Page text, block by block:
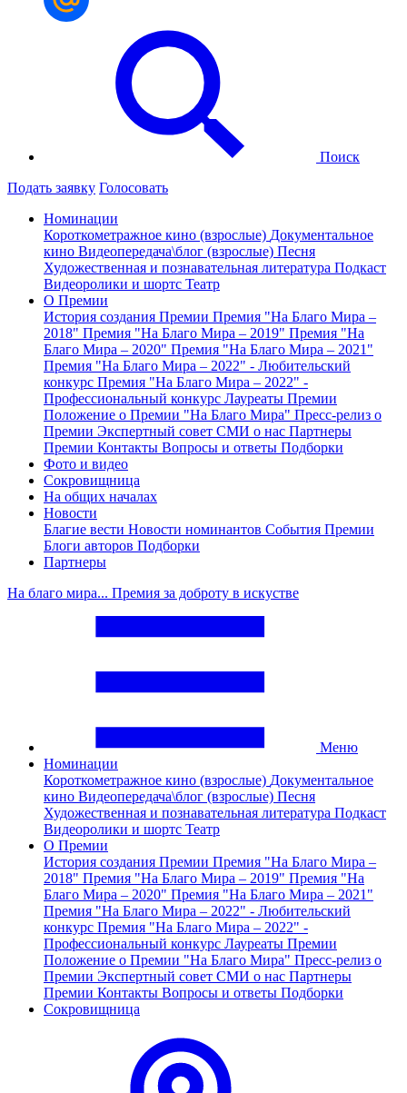
Поиск
Подать заявку Голосовать
Номинации
Короткометражное кино (взрослые) Документальное
кино Видеопередача\блог (взрослые) Песня
Художественная и познавательная литература Подкаст
Видеоролики и шортс Театр
О Премии
История создания Премии Премия "На Благо Мира –
2018" Премия "На Благо Мира – 2019" Премия "На
Благо Мира – 2020" Премия "На Благо Мира – 2021"
Премия "На Благо Мира – 2022" - Любительский
конкурс Премия "На Благо Мира – 2022" -
Профессиональный конкурс Лауреаты Премии
Положение о Премии "На Благо Мира" Пресс-релиз о
Премии Экспертный совет СМИ о нас Партнеры
Премии Контакты Вопросы и ответы Подборки
Фото и видео
Сокровищница
На общих началах
Новости
Благие вести Новости номинантов События Премии
Блоги авторов Подборки
Партнеры
На благо мира... Премия за доброту в искустве
Меню
Номинации
Короткометражное кино (взрослые) Документальное
кино Видеопередача\блог (взрослые) Песня
Художественная и познавательная литература Подкаст
Видеоролики и шортс Театр
О Премии
История создания Премии Премия "На Благо Мира –
2018" Премия "На Благо Мира – 2019" Премия "На
Благо Мира – 2020" Премия "На Благо Мира – 2021"
Премия "На Благо Мира – 2022" - Любительский
конкурс Премия "На Благо Мира – 2022" -
Профессиональный конкурс Лауреаты Премии
Положение о Премии "На Благо Мира" Пресс-релиз о
Премии Экспертный совет СМИ о нас Партнеры
Премии Контакты Вопросы и ответы Подборки
Сокровищница